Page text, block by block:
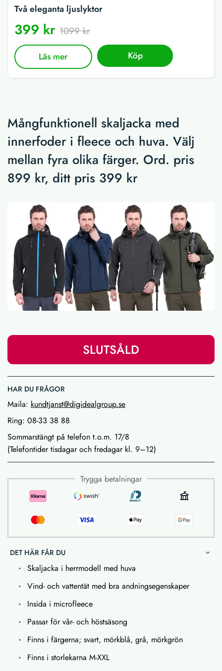
Två eleganta ljuslyktor
399 kr 1099 kr
Läs mer Köp
Mångfunktionell skaljacka med
innerfoder i fleece och huva. Välj
mellan fyra olika färger. Ord. pris
899 kr, ditt pris 399 kr
SLUTSÅLD
HAR DU FRÅGOR
Maila: kundtjanst@digidealgroup.se
Ring: 08-33 38 88
Sommarstängt på telefon t.o.m. 17/8
(Telefontider tisdagar och fredagar kl. 9–12)
Trygga betalningar
DET HÄR FÅR DU
Skaljacka i herrmodell med huva
Vind- och vattentät med bra andningsegenskaper
Insida i microfleece
Passar för vår- och höstsäsong
Finns i färgerna; svart, mörkblå, grå, mörkgrön
Finns i storlekarna M-XXL